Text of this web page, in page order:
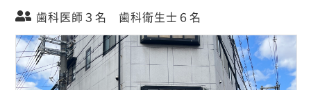
歯科医師３名 歯科衛生士６名